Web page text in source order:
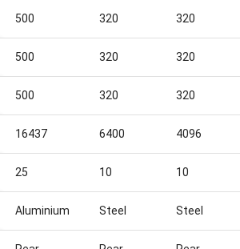
500 320 320
500 320 320
500 320 320
16437 6400 4096
25 10 10
Aluminium Steel Steel